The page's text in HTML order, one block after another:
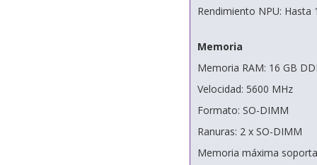
Rendimiento NPU: Hasta
Memoria
Memoria RAM: 16 GB
Velocidad: 5600 MHz
Formato: SO-DIMM
Ranuras: 2 x SO-DIMM
Memoria máxima